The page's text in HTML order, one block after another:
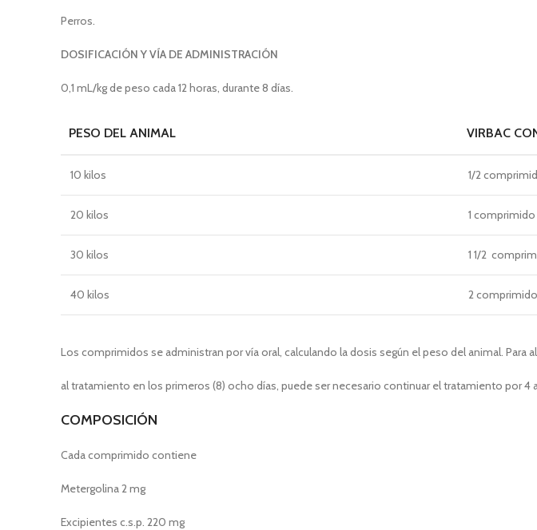
Perros.
DOSIFICACIÓN Y VÍA DE ADMINISTRACIÓN
0,1 mL/kg de peso cada 12 horas, durante 8 días.
PESO DEL ANIMAL VIRBAC
10 kilos 1/2
20 kilos 1 comprimido
30 kilos 1 1/2
40 kilos 2
Los comprimidos se administran por vía oral, calculando la dosis según el peso del animal. Para
al tratamiento en los primeros (8) ocho días, puede ser necesario continuar el tratamiento por 4
COMPOSICIÓN
Cada comprimido contiene
Metergolina 2 mg
Excipientes c.s.p. 220 mg